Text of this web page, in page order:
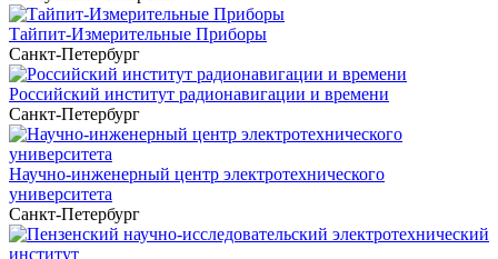
Тайпит-Измерительные Приборы
Санкт-Петербург
Российский институт радионавигации и времени
Санкт-Петербург
Научно-инженерный центр электротехнического
университета
Санкт-Петербург